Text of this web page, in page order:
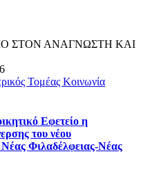
ΣΤΟΝ ΑΝΑΓΝΩΣΤΗ ΚΑΙ
Τομέας Κοινωνία
Εφετείο η
του νέου
Φιλαδέλφειας-Νέας